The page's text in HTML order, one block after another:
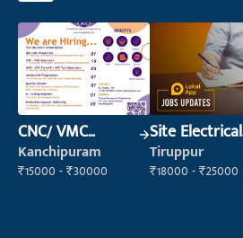
CNC/ VMC
Operator
Kanchipuram
₹15000 - ₹30000
Site Electrical
Engineer
Tiruppur
₹18000 - ₹25000